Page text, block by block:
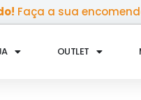
Faça a sua
OUTLET